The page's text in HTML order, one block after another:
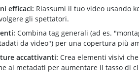
efficaci: Riassumi il tuo video usando
gli spettatori.
Combina tag generali (ad es.
da video") per una copertura più
accattivanti: Crea elementi visivi
ai metadati per aumentare il tasso di